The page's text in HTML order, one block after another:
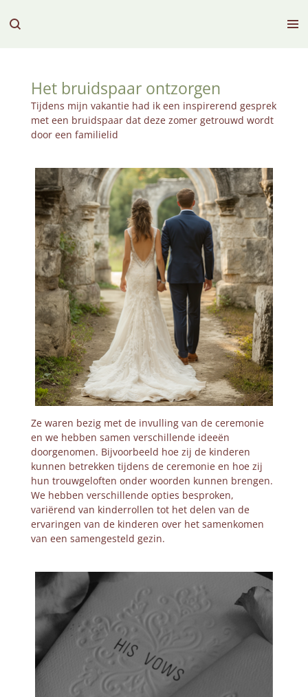
direct
Het bruidspaar ontzorgen
Tijdens mijn vakantie had ik een inspirerend gesprek
met een bruidspaar dat deze zomer getrouwd wordt
door een familielid
Ze waren bezig met de invulling van de ceremonie
en we hebben samen verschillende ideeën
doorgenomen. Bijvoorbeeld hoe zij de kinderen
kunnen betrekken tijdens de ceremonie en hoe zij
hun trouwgeloften onder woorden kunnen brengen.
We hebben verschillende opties besproken,
variërend van kinderrollen tot het delen van de
ervaringen van de kinderen over het samenkomen
van een samengesteld gezin.